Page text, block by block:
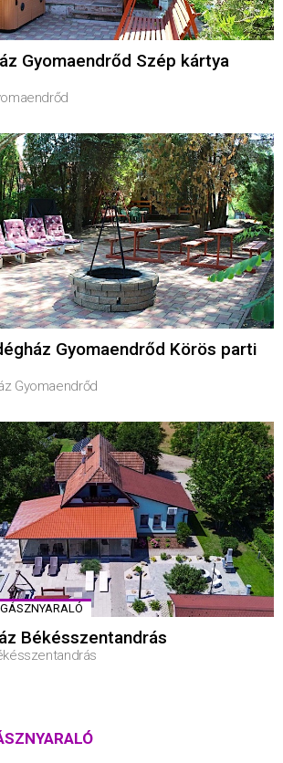
Gyomaendrőd Szép kártya
Gyomaendrőd Körös parti
Gyomaendrőd
Békésszentandrás